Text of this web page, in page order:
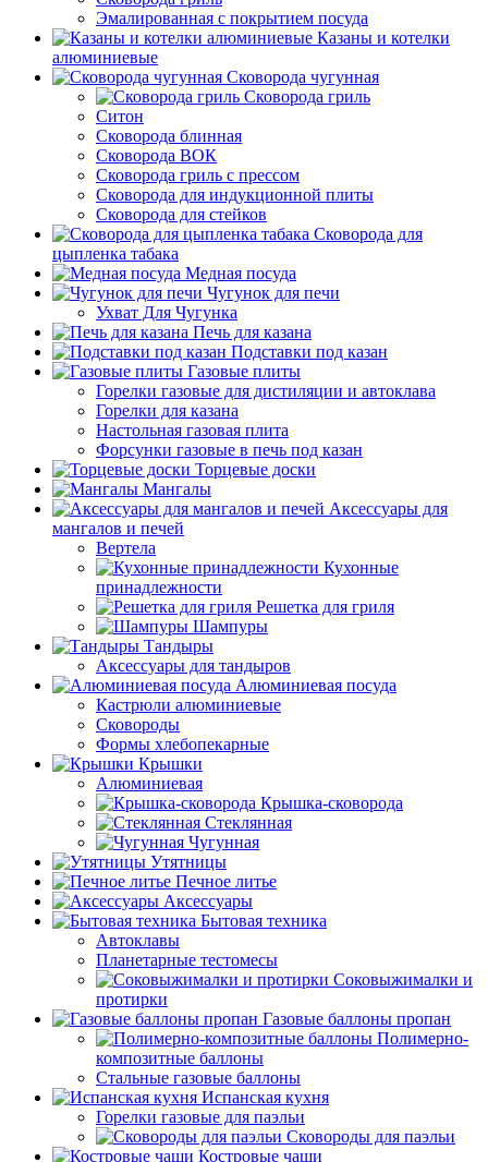
Эмалированная с покрытием посуда
Казаны и котелки
алюминиевые
Сковорода чугунная
Сковорода гриль
Ситон
Сковорода блинная
Сковорода ВОК
Сковорода гриль с прессом
Сковорода для индукционной плиты
Сковорода для стейков
Сковорода для
цыпленка табака
Медная посуда
Чугунок для печи
Ухват Для Чугунка
Печь для казана
Подставки под казан
Газовые плиты
Горелки газовые для дистиляции и автоклава
Горелки для казана
Настольная газовая плита
Форсунки газовые в печь под казан
Торцевые доски
Мангалы
Аксессуары для
мангалов и печей
Вертела
Кухонные
принадлежности
Решетка для гриля
Шампуры
Тандыры
Аксессуары для тандыров
Алюминиевая посуда
Кастрюли алюминиевые
Сковороды
Формы хлебопекарные
Крышки
Алюминиевая
Крышка-сковорода
Стеклянная
Чугунная
Утятницы
Печное литье
Аксессуары
Бытовая техника
Автоклавы
Планетарные тестомесы
Соковыжималки и
протирки
Газовые баллоны пропан
Полимерно-
композитные баллоны
Стальные газовые баллоны
Испанская кухня
Горелки газовые для паэльи
Сковороды для паэльи
Костровые чаши